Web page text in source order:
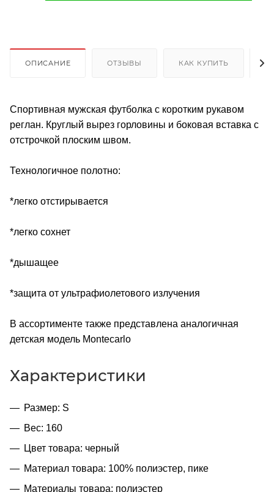
ОПИСАНИЕ ОТЗЫВЫ КАК КУПИТЬ
Спортивная мужская футболка с коротким рукавом
реглан. Круглый вырез горловины и боковая вставка с
отстрочкой плоским швом.
Технологичное полотно:
*легко отстирывается
*легко сохнет
*дышащее
*защита от ультрафиолетового излучения
В ассортименте также представлена аналогичная
детская модель Montecarlo
Характеристики
Размер: S
Вес: 160
Цвет товара: черный
Материал товара: 100% полиэстер, пике
Материалы товара: полиэстер